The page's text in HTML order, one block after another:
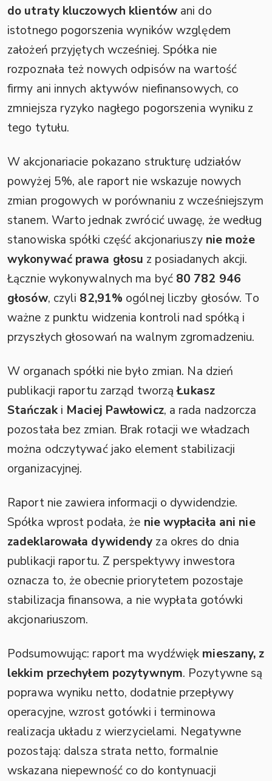
do utraty kluczowych klientówani do
istotnego pogorszenia wyników względem
założeń przyjętych wcześniej. Spółka nie
rozpoznała też nowych odpisów na wartość
firmy ani innych aktywów niefinansowych, co
zmniejsza ryzyko nagłego pogorszenia wyniku z
tego tytułu.
W akcjonariacie pokazano strukturę udziałów
powyżej 5%, ale raport nie wskazuje nowych
zmian progowych w porównaniu z wcześniejszym
stanem. Warto jednak zwrócić uwagę, że według
stanowiska spółki część akcjonariuszy nie może
wykonywać prawa głosu z posiadanych akcji.
Łącznie wykonywalnych ma być 80 782 946
głosów, czyli 82,91% ogólnej liczby głosów. To
ważne z punktu widzenia kontroli nad spółką i
przyszłych głosowań na walnym zgromadzeniu.
W organach spółki nie było zmian. Na dzień
publikacji raportu zarząd tworząŁukasz
Stańczaki Maciej Pawłowicz, a rada nadzorcza
pozostała bez zmian. Brak rotacji we władzach
można odczytywać jako element stabilizacji
organizacyjnej.
Raport nie zawiera informacji o dywidendzie.
Spółka wprost podała, że nie wypłaciła ani nie
zadeklarowała dywidendy za okres do dnia
publikacji raportu. Z perspektywy inwestora
oznacza to, że obecnie priorytetem pozostaje
stabilizacja finansowa, a nie wypłata gotówki
akcjonariuszom.
Podsumowując: raport ma wydźwięk mieszany, z
lekkim przechyłem pozytywnym. Pozytywne są
poprawa wyniku netto, dodatnie przepływy
operacyjne, wzrost gotówki i terminowa
realizacja układu z wierzycielami. Negatywne
pozostają: dalsza strata netto, formalnie
wskazana niepewność co do kontynuacji